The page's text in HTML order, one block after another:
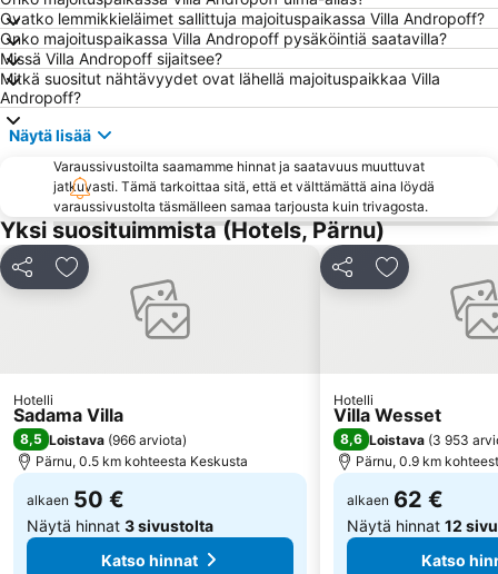
Ovatko lemmikkieläimet sallittuja majoituspaikassa Villa Andropoff?
Onko majoituspaikassa Villa Andropoff pysäköintiä saatavilla?
Missä Villa Andropoff sijaitsee?
Mitkä suositut nähtävyydet ovat lähellä majoituspaikkaa Villa
Andropoff?
Näytä lisää
Varaussivustoilta saamamme hinnat ja saatavuus muuttuvat
jatkuvasti. Tämä tarkoittaa sitä, että et välttämättä aina löydä
varaussivustolta täsmälleen samaa tarjousta kuin trivagosta.
Yksi suosituimmista (Hotels, Pärnu)
Jaa Lisää suosikkeihin
Hotelli
Sadama Villa
8,5 Loistava (966 arviota)
Pärnu, 0.5 km kohteesta Keskusta
alkaen 50 €
Näytä hinnat 3 sivustolta
Katso hinnat
Jaa Lisää
Hotelli
Villa Wesset
8,6 Loistava (3 953
Pärnu, 0.9 km
alkaen 62 €
Näytä hinnat 12
Katso